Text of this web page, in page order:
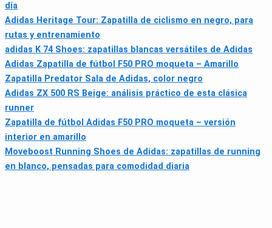
día
Adidas Heritage Tour: Zapatilla de ciclismo en negro, para
rutas y entrenamiento
adidas K 74 Shoes: zapatillas blancas versátiles de Adidas
Adidas Zapatilla de fútbol F50 PRO moqueta – Amarillo
Zapatilla Predator Sala de Adidas, color negro
Adidas ZX 500 RS Beige: análisis práctico de esta clásica
runner
Zapatilla de fútbol Adidas F50 PRO moqueta – versión
interior en amarillo
Moveboost Running Shoes de Adidas: zapatillas de running
en blanco, pensadas para comodidad diaria